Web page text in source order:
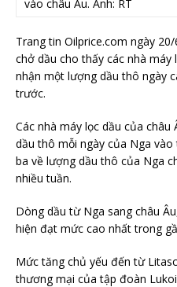
vào châu Âu. Ảnh: RT
Trang tin Oilprice.com ngày
chở dầu cho thấy các nhà máy
nhận một lượng dầu thô ngày
trước.
Các nhà máy lọc dầu của
dầu thô mỗi ngày của Nga
ba về lượng dầu thô của Nga
nhiều tuần.
Dòng dầu từ Nga sang châu
hiện đạt mức cao nhất trong
Mức tăng chủ yếu đến từ
thương mại của tập đoàn